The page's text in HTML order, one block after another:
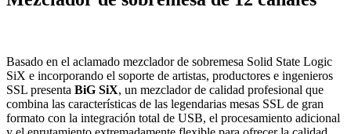
Basado en el aclamado mezclador de sobremesa Solid State Logic
SiX e incorporando el soporte de artistas, productores e ingenieros
SSL presenta BiG SiX, un mezclador de calidad profesional que
combina las características de las legendarias mesas SSL de gran
formato con la integración total de USB, el procesamiento adicional